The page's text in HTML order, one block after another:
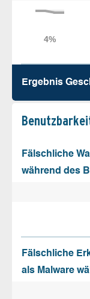
Ergebnis
Fälschliche
während des
Fälschliche
als Malware